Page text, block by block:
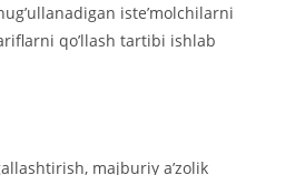
iste’molchilarni
qo’llash tartibi ishlab
majburiy a’zolik